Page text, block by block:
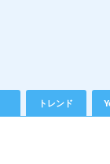
トレンド